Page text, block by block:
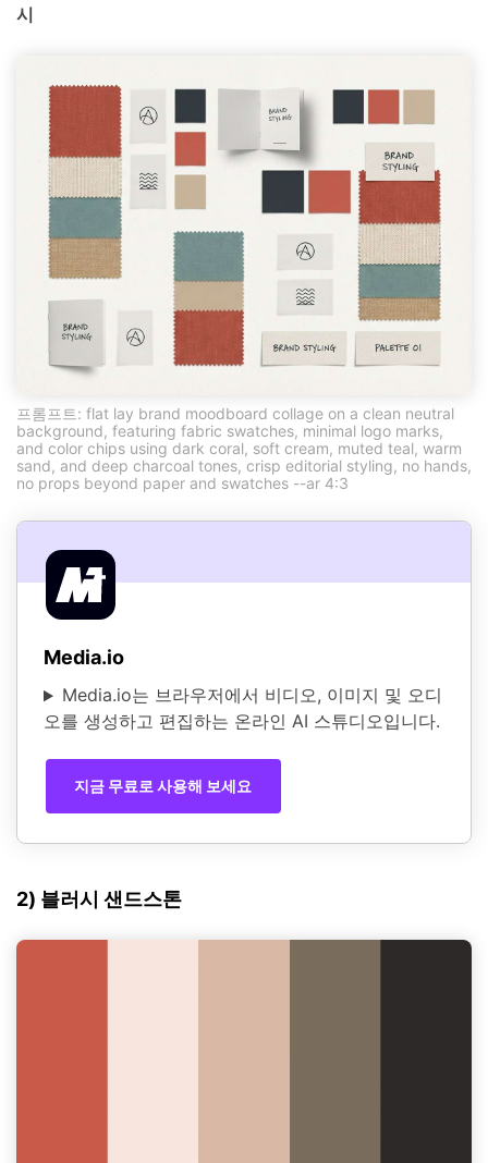
시
프롬프트: flat lay brand moodboard collage on a clean neutral
background, featuring fabric swatches, minimal logo marks,
and color chips using dark coral, soft cream, muted teal, warm
sand, and deep charcoal tones, crisp editorial styling, no hands,
no props beyond paper and swatches --ar 4:3
Media.io
Media.io는 브라우저에서 비디오, 이미지 및 오디
오를 생성하고 편집하는 온라인 AI 스튜디오입니다.
지금 무료로 사용해 보세요
2) 블러시 샌드스톤